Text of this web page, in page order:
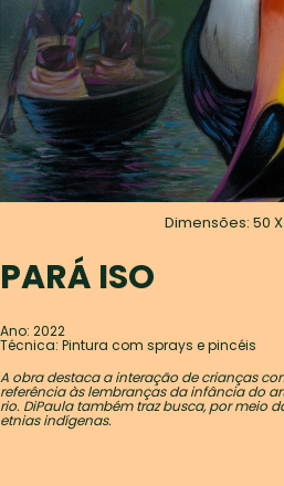
Dimensões: 50
PARÁ ISO
Ano: 2022
Técnica: Pintura com sprays e pincéis
A obra destaca a interação de crianças
referência às lembranças da infância do
rio. DiPaula também traz busca, por meio
etnias indígenas.